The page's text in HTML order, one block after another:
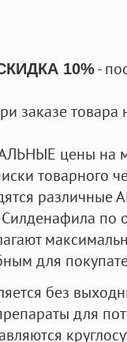
10%-
заказе
цены на
товарного
по
для
без
для